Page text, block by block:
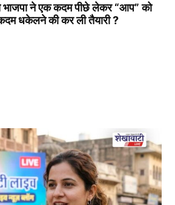
भाजपा ने एक कदम पीछे लेकर “आप” को
धकेलने की कर ली तैयारी ?